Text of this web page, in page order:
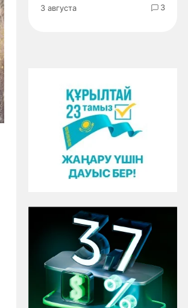
3 августа 3